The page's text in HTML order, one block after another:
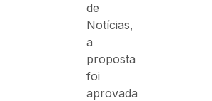
de
Notícias,
a
proposta
foi
aprovada